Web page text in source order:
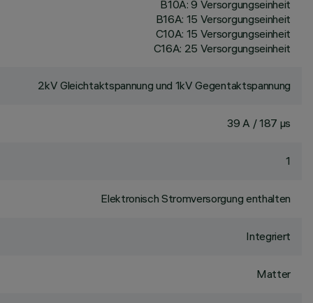
B10A: 9 Versorgungseinheit
B16A: 15 Versorgungseinheit
C10A: 15 Versorgungseinheit
C16A: 25 Versorgungseinheit
2kV Gleichtaktspannung und 1kV Gegentaktspannung
39 A / 187 µs
1
Elektronisch Stromversorgung enthalten
Integriert
Matter